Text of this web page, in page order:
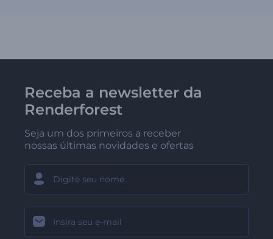
Receba a newsletter da
Renderforest
Seja um dos primeiros a receber
nossas últimas novidades e ofertas